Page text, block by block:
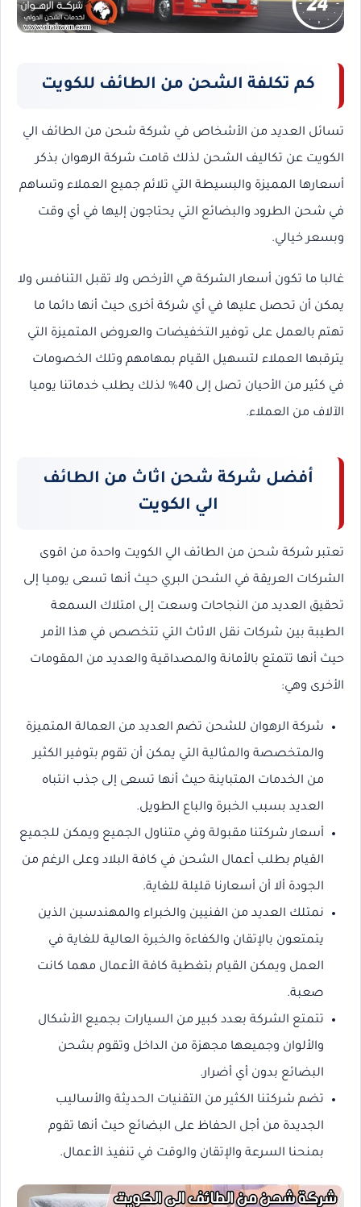
كم تكلفة الشحن من الطائف للكويت
تسائل العديد من الأشخاص في شركة شحن من الطائف الي
الكويت عن تكاليف الشحن لذلك قامت شركة الرهوان بذكر
أسعارها المميزة والبسيطة التي تلائم جميع العملاء وتساهم
في شحن الطرود والبضائع التي يحتاجون إليها في أي وقت
وبسعر خيالي.
غالبا ما تكون أسعار الشركة هي الأرخص ولا تقبل التنافس ولا
يمكن أن تحصل عليها في أي شركة أخرى حيث أنها دائما ما
تهتم بالعمل على توفير التخفيضات والعروض المتميزة التي
يترقبها العملاء لتسهيل القيام بمهامهم وتلك الخصومات
في كثير من الأحيان تصل إلى 40% لذلك يطلب خدماتنا يوميا
الآلاف من العملاء.
أفضل شركة شحن اثاث من الطائف
الي الكويت
تعتبر شركة شحن من الطائف الي الكويت واحدة من اقوى
الشركات العريقة في الشحن البري حيث أنها تسعى يوميا إلى
تحقيق العديد من النجاحات وسعت إلى امتلاك السمعة
الطيبة بين شركات نقل الاثاث التي تتخصص في هذا الأمر
حيث أنها تتمتع بالأمانة والمصداقية والعديد من المقومات
الأخرى وهي:
شركة الرهوان للشحن تضم العديد من العمالة المتميزة
والمتخصصة والمثالية التي يمكن أن تقوم بتوفير الكثير
من الخدمات المتباينة حيث أنها تسعى إلى جذب انتباه
العديد بسبب الخبرة والباع الطويل.
أسعار شركتنا مقبولة وفي متناول الجميع ويمكن للجميع
القيام بطلب أعمال الشحن في كافة البلاد وعلى الرغم من
الجودة ألا أن أسعارنا قليلة للغاية.
نمتلك العديد من الفنيين والخبراء والمهندسين الذين
يتمتعون بالإتقان والكفاءة والخبرة العالية للغاية في
العمل ويمكن القيام بتغطية كافة الأعمال مهما كانت
صعبة.
تتمتع الشركة بعدد كبير من السيارات بجميع الأشكال
والألوان وجميعها مجهزة من الداخل وتقوم بشحن
البضائع بدون أي أضرار.
تضم شركتنا الكثير من التقنيات الحديثة والأساليب
الجديدة من أجل الحفاظ على البضائع حيث أنها تقوم
بمنحنا السرعة والإتقان والوقت في تنفيذ الأعمال.